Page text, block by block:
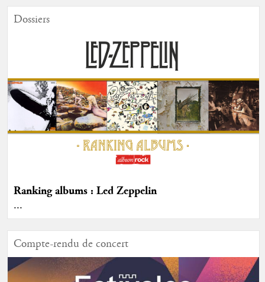
Dossiers
Ranking albums : Led Zeppelin
...
Compte-rendu de concert